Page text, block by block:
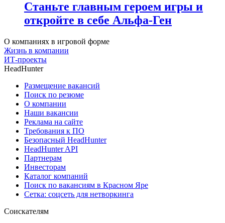
Станьте главным героем игры и
откройте в себе Альфа-Ген
О компаниях в игровой форме
Жизнь в компании
ИТ-проекты
HeadHunter
Размещение вакансий
Поиск по резюме
О компании
Наши вакансии
Реклама на сайте
Требования к ПО
Безопасный HeadHunter
HeadHunter API
Партнерам
Инвесторам
Каталог компаний
Поиск по вакансиям в Красном Яре
Сетка: соцсеть для нетворкинга
Соискателям